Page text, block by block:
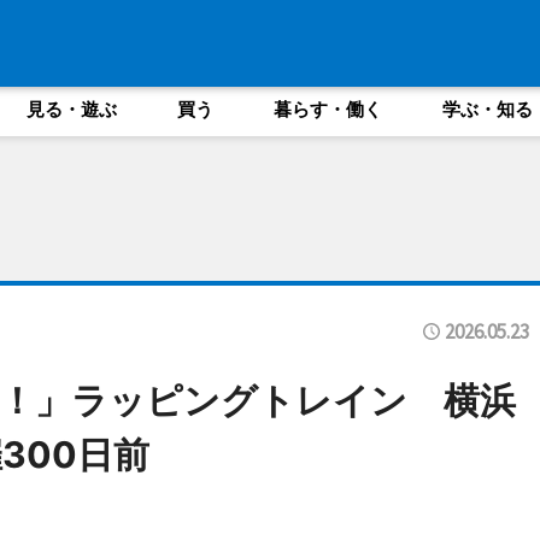
見る・遊ぶ 買う 暮らす・働く 学ぶ・知る
2026.05.23
」ラッピングトレイン 横浜
日前